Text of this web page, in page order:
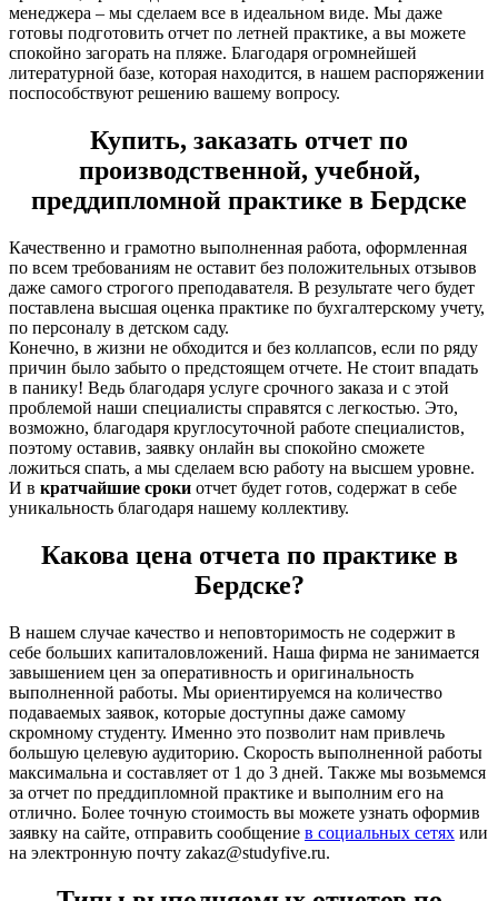
менеджера – мы сделаем все в идеальном виде. Мы даже
готовы подготовить отчет по летней практике, а вы можете
спокойно загорать на пляже. Благодаря огромнейшей
литературной базе, которая находится, в нашем распоряжении
поспособствуют решению вашему вопросу.
Купить, заказать отчет по
производственной, учебной,
преддипломной практике в Бердске
Качественно и грамотно выполненная работа, оформленная
по всем требованиям не оставит без положительных отзывов
даже самого строгого преподавателя. В результате чего будет
поставлена высшая оценка практике по бухгалтерскому учету,
по персоналу в детском саду.
Конечно, в жизни не обходится и без коллапсов, если по ряду
причин было забыто о предстоящем отчете. Не стоит впадать
в панику! Ведь благодаря услуге срочного заказа и с этой
проблемой наши специалисты справятся с легкостью. Это,
возможно, благодаря круглосуточной работе специалистов,
поэтому оставив, заявку онлайн вы спокойно сможете
ложиться спать, а мы сделаем всю работу на высшем уровне.
И в кратчайшие сроки отчет будет готов, содержат в себе
уникальность благодаря нашему коллективу.
Какова цена отчета по практике в
Бердске?
В нашем случае качество и неповторимость не содержит в
себе больших капиталовложений. Наша фирма не занимается
завышением цен за оперативность и оригинальность
выполненной работы. Мы ориентируемся на количество
подаваемых заявок, которые доступны даже самому
скромному студенту. Именно это позволит нам привлечь
большую целевую аудиторию. Скорость выполненной работы
максимальна и составляет от 1 до 3 дней. Также мы возьмемся
за отчет по преддипломной практике и выполним его на
отлично. Более точную стоимость вы можете узнать оформив
заявку на сайте, отправить сообщение в социальных сетях или
на электронную почту zakaz@studyfive.ru.